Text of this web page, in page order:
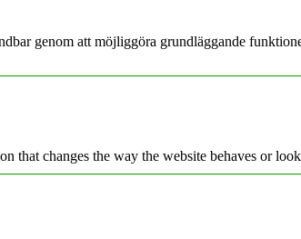
genom att möjliggöra grundläggande
that changes the way the website behaves or